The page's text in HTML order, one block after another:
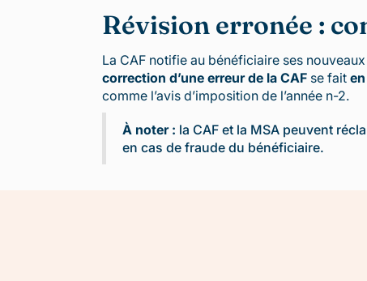
Révision erronée :
La CAF notifie au bénéficiaire ses
correction d’une erreur de la CAF se fait
comme l’avis d’imposition de l’année n-2.
À noter : la CAF et la MSA peuvent
en cas de fraude du bénéficiaire.